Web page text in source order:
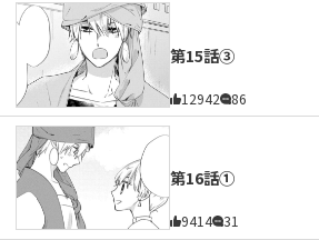
第15話③
12942 86
第16話①
9414 31